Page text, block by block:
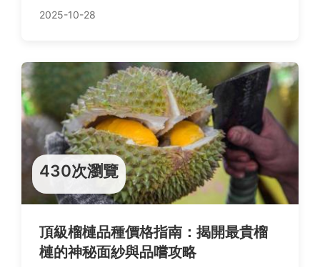
獨特交融綠蔭草坪，鄰近竹科精華區，順遊新竹
程！
2025-10-28
430次瀏覽
頂級榴槤品種價格指南：揭開最貴榴
槤的神秘面紗與品嚐攻略